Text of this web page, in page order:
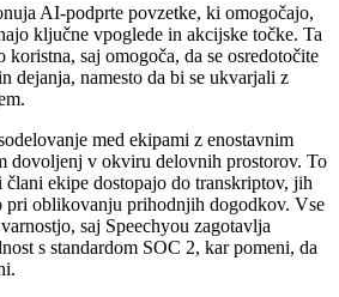
AI-podprte povzetke, ki omogočajo,
ključne vpoglede in akcijske točke. Ta
saj omogoča, da se osredotočite
dejanja, namesto da bi se ukvarjali z
med ekipami z enostavnim
dovoljenj v okviru delovnih prostorov. To
ekipe dostopajo do transkriptov, jih
pri oblikovanju prihodnjih dogodkov. Vse
saj Speechyou zagotavlja
s standardom SOC 2, kar pomeni, da